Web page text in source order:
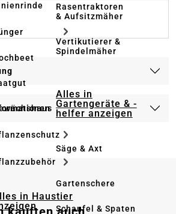
in Haustier
Rasentraktoren
& Aufsitzmäher
Vertikutierer &
Spindelmäher
Alles in
Gartengeräte & -
helfer anzeigen
Säge & Axt
Gartenschere
Schaufel & Spaten